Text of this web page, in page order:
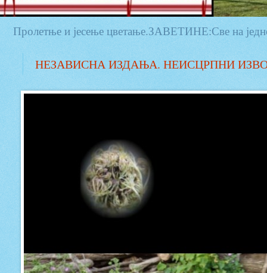
Пролетње и јесење цветање.ЗАВЕТИНЕ:Све на
НЕЗАВИСНА ИЗДАЊА. НЕИСЦРПНИ